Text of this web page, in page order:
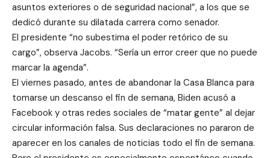
asuntos exteriores o de seguridad nacional”, a los que se
dedicó durante su dilatada carrera como senador.
El presidente “no subestima el poder retórico de su
cargo”, observa Jacobs. “Sería un error creer que no puede
marcar la agenda”.
El viernes pasado, antes de abandonar la Casa Blanca para
tomarse un descanso el fin de semana, Biden acusó a
Facebook y otras redes sociales de “matar gente” al dejar
circular información falsa. Sus declaraciones no pararon de
aparecer en los canales de noticias todo el fin de semana.